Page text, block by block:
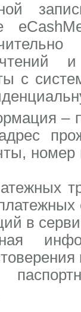
с
–
в